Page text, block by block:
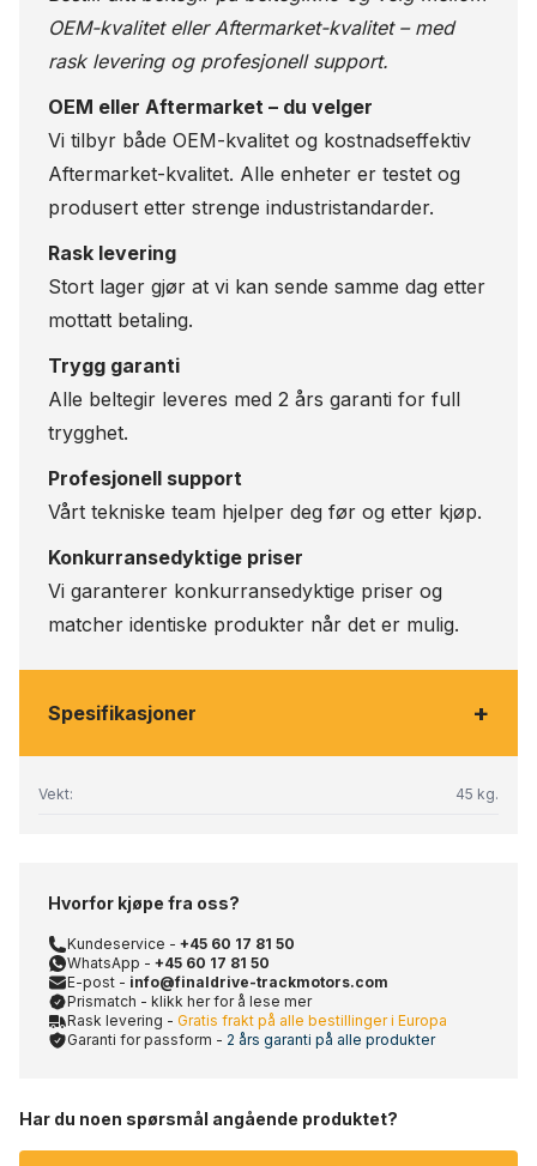
OEM-kvalitet eller Aftermarket-kvalitet – med
rask levering og profesjonell support.
OEM eller Aftermarket – du velger
Vi tilbyr både OEM-kvalitet og kostnadseffektiv
Aftermarket-kvalitet. Alle enheter er testet og
produsert etter strenge industristandarder.
Rask levering
Stort lager gjør at vi kan sende samme dag etter
mottatt betaling.
Trygg garanti
Alle beltegir leveres med 2 års garanti for full
trygghet.
Profesjonell support
Vårt tekniske team hjelper deg før og etter kjøp.
Konkurransedyktige priser
Vi garanterer konkurransedyktige priser og
matcher identiske produkter når det er mulig.
Spesifikasjoner +
Vekt: 45 kg.
Hvorfor kjøpe fra oss?
Kundeservice - +45 60 17 81 50
WhatsApp - +45 60 17 81 50
E-post - info@finaldrive-trackmotors.com
Prismatch - klikk her for å lese mer
Rask levering - Gratis frakt på alle bestillinger i Europa
Garanti for passform - 2 års garanti på alle produkter
Har du noen spørsmål angående produktet?